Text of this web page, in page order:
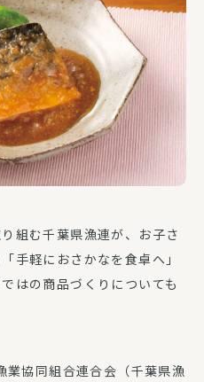
組む千葉県漁連が、お子さ
手軽におさかなを食卓へ」
はの商品づくりについても
協同組合連合会（千葉県漁